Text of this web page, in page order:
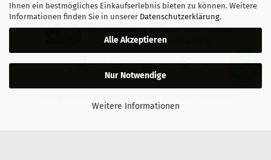
Ihnen ein bestmögliches Einkaufserlebnis bieten zu können. Weitere
Informationen finden Sie in unserer Datenschutzerklärung.
Alle Akzeptieren
Nur Notwendige
Weitere Informationen
Zertifizierter & sicherer Onlineshop
Kostenloser Versand ab 30 €